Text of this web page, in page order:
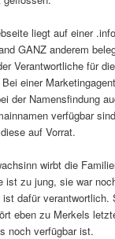
liegt auf einer
GANZ anderem
Verantwortliche für
einer
der Namensfindung
verfügbar
auf Vorrat.
wirbt die
ist zu jung, sie war
dafür verantwortlich.
eben zu Merkels
noch verfügbar ist.